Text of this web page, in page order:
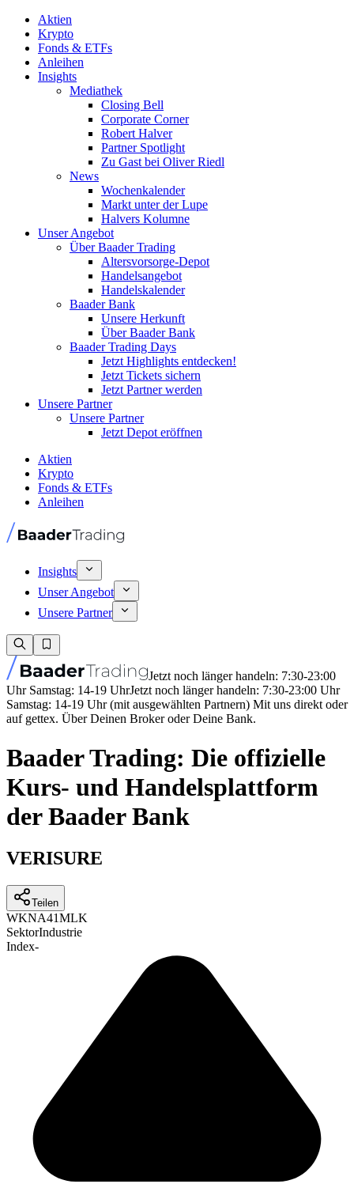
Aktien
Krypto
Fonds & ETFs
Anleihen
Insights
Mediathek
Closing Bell
Corporate Corner
Robert Halver
Partner Spotlight
Zu Gast bei Oliver Riedl
News
Wochenkalender
Markt unter der Lupe
Halvers Kolumne
Unser Angebot
Über Baader Trading
Altersvorsorge-Depot
Handelsangebot
Handelskalender
Baader Bank
Unsere Herkunft
Über Baader Bank
Baader Trading Days
Jetzt Highlights entdecken!
Jetzt Tickets sichern
Jetzt Partner werden
Unsere Partner
Unsere Partner
Jetzt Depot eröffnen
Aktien
Krypto
Fonds & ETFs
Anleihen
Insights
Unser Angebot
Unsere Partner
Jetzt noch länger handeln: 7:30-23:00
Uhr Samstag: 14-19 UhrJetzt noch länger handeln: 7:30-23:00 Uhr
Samstag: 14-19 Uhr (mit ausgewählten Partnern) Mit uns direkt oder
auf gettex. Über Deinen Broker oder Deine Bank.
Baader Trading: Die offizielle
Kurs- und Handelsplattform
der Baader Bank
VERISURE
Teilen
WKNA41MLK
SektorIndustrie
Index-